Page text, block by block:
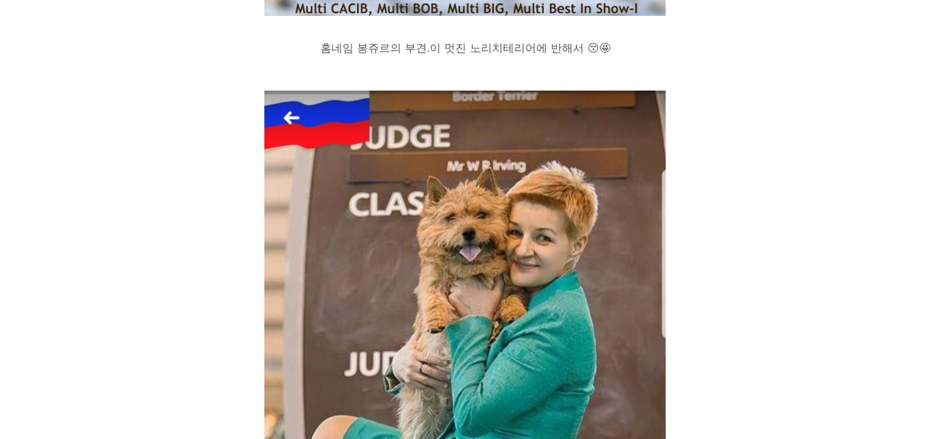
홈네임 봉쥬르의 부견.이 멋진 노리치테리어에 반해서 😚🤩